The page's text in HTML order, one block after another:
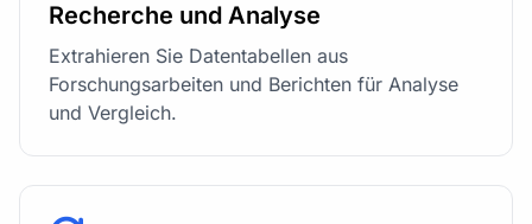
Recherche und Analyse
Extrahieren Sie Datentabellen aus
Forschungsarbeiten und Berichten für Analyse
und Vergleich.